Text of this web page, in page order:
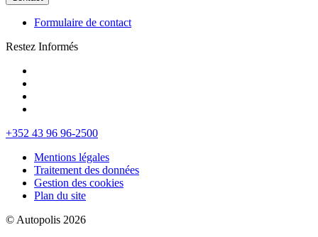
Formulaire de contact
Restez Informés
+352 43 96 96-2500
Mentions légales
Traitement des données
Gestion des cookies
Plan du site
© Autopolis 2026